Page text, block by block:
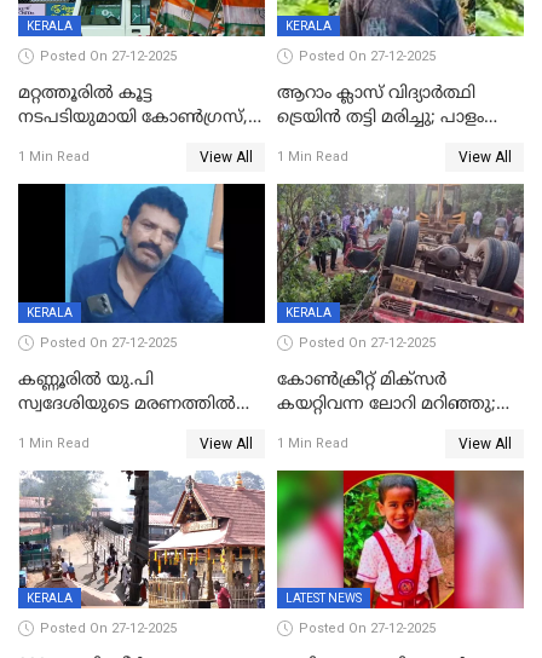
KERALA
Posted On 27-12-2025
മറ്റത്തൂരിൽ കൂട്ട
നടപടിയുമായി കോണ്‍ഗ്രസ്,
എട്ട് പേര്‍ ഉള്‍പ്പെടെ
പത്തുപേരെ പുറത്താക്കി,
ചൊവ്വന്നൂരിലും നടപടി
1 Min Read View All
KERALA
Posted On 27-12-2025
ആറാം ക്ലാസ് വിദ്യാർത്ഥി
ട്രെയിൻ തട്ടി മരിച്ചു; പാളം
അപകടം മലപ്പുറത്ത്
1 Min Read View All
KERALA
Posted On 27-12-2025
കണ്ണൂരിൽ യു.പി
സ്വദേശിയുടെ മരണത്തിൽ
കേസ്; തർക്കമുണ്ടായത്
ഫേഷ്യലിന് 300 രൂപ
ആവശ്യപ്പെട്ടതിനെച്ചൊല്ലി
1 Min Read View All
KERALA
Posted On 27-12-2025
കോണ്‍ക്രീറ്റ് മിക്‌സര്‍
കയറ്റിവന്ന ലോറി മറിഞ്ഞു;
അപകടം കണ്ണൂരിൽ
1 Min Read View All
KERALA
Posted On 27-12-2025
LATEST NEWS
Posted On 27-12-2025